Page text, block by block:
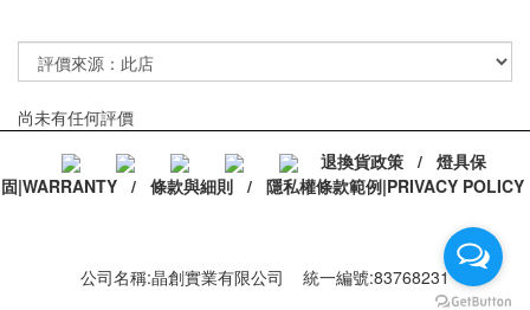
尚未有任何評價
退換貨政策 / 燈具保
固|WARRANTY / 條款與細則 / 隱私權條款範例|PRIVACY POLICY
公司名稱:晶創實業有限公司 統一編號:83768231